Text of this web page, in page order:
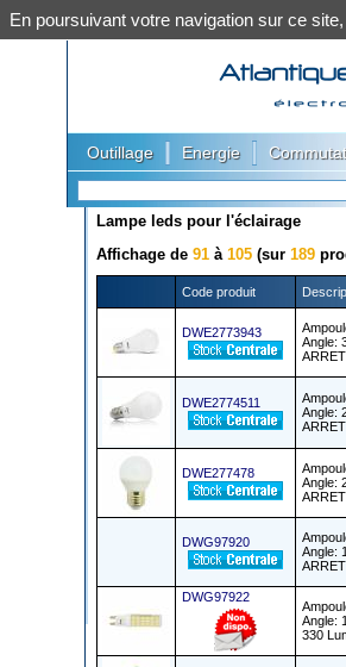
Outillage Energie
Lampe leds pour l'éclairage
Affichage de 91 à 105 (sur 189
Code produit
DWE2773943
Angle:
ARRET
DWE2774511
Angle:
ARRET
DWE277478
Angle:
ARRET
DWG97920
Angle:
ARRET
DWG97922
Angle:
330
En poursuivant votre navigation sur ce